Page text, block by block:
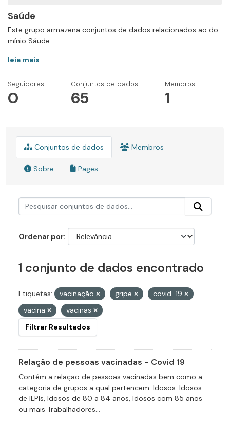
Saúde
Este grupo armazena conjuntos de dados relacionados ao do
mínio Sáude.
leia mais
Seguidores
0
Conjuntos de dados
65
Membros
1
Conjuntos de dados Membros
Sobre Pages
Ordenar por
1 conjunto de dados encontrado
Etiquetas: vacinação gripe
covid-19
vacina
vacinas
Filtrar Resultados
Relação de pessoas vacinadas - Covid 19
Contém a relação de pessoas vacinadas bem como a
categoria de grupos a qual pertencem. Idosos: Idosos
de ILPIs, Idosos de 80 a 84 anos, Idosos com 85 anos
ou mais Trabalhadores...